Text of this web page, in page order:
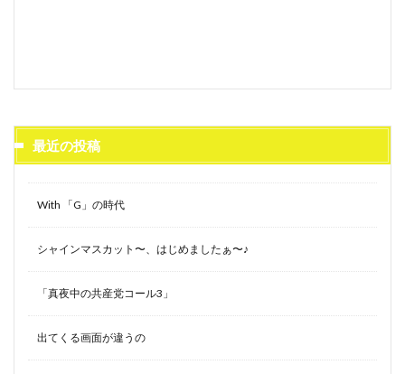
最近の投稿
With 「G」の時代
シャインマスカット〜、はじめましたぁ〜♪
「真夜中の共産党コール3」
出てくる画面が違うの